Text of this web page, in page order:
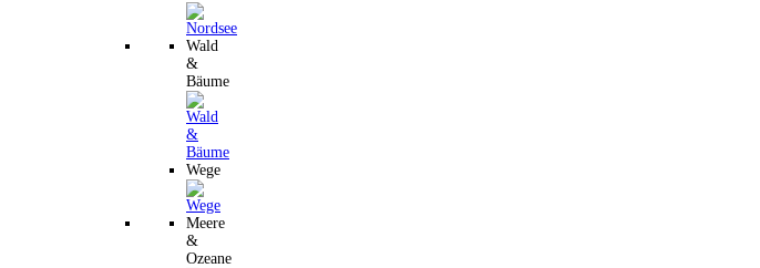
Wald
&
Bäume
Wege
Meere
&
Ozeane